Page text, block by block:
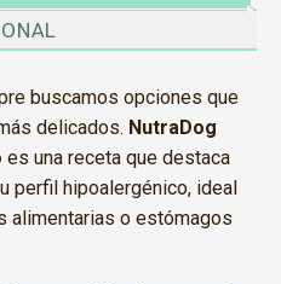
buscamos opciones que
delicados. NutraDog
es una receta que destaca
perfil hipoalergénico, ideal
alimentarias o estómagos